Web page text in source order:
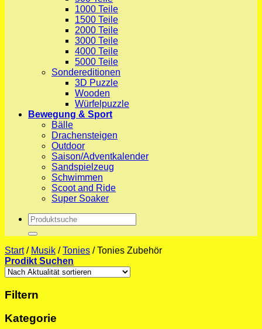
1000 Teile
1500 Teile
2000 Teile
3000 Teile
4000 Teile
5000 Teile
Sondereditionen
3D Puzzle
Wooden
Würfelpuzzle
Bewegung & Sport
Bälle
Drachensteigen
Outdoor
Saison/Adventkalender
Sandspielzeug
Schwimmen
Scoot and Ride
Super Soaker
Suchen
nach:
Start / Musik / Tonies /Tonies Zubehör
Prodikt Suchen
Filtern
Kategorie